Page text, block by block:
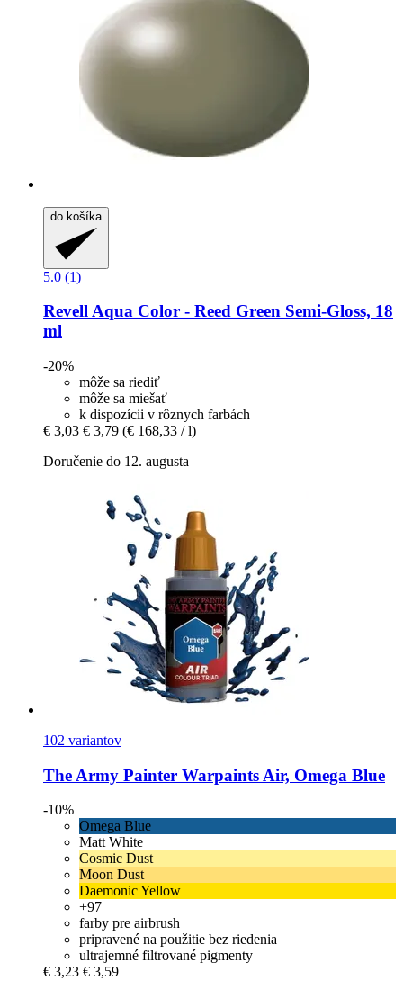
do košíka
5.0 (1)
RevellAqua Color -​ Reed Green Semi-​Gloss, 18
ml
-20%
môže sa riediť
môže sa miešať
k dispozícii v rôznych farbách
€ 3,03 € 3,79 (€ 168,33 / l)
Doručenie do 12. augusta
102 variantov
The Army Painter Warpaints Air, Omega Blue
-10%
Omega Blue
Matt White
Cosmic Dust
Moon Dust
Daemonic Yellow
+97
farby pre airbrush
pripravené na použitie bez riedenia
ultrajemné filtrované pigmenty
€ 3,23 € 3,59